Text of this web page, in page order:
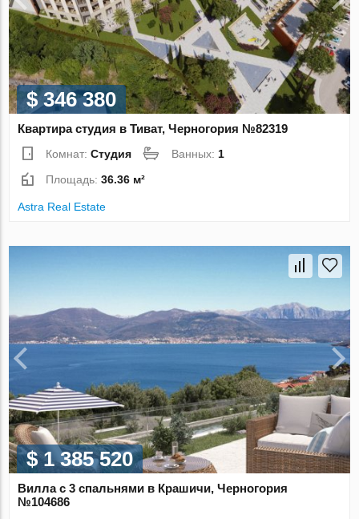
$ 346 380
Квартира студия в Тиват, Черногория №82319
Комнат:Студия Ванных: 1
Площадь:36.36 м²
Astra Real Estate
$ 1 385 520
Вилла с 3 спальнями в Крашичи, Черногория
№104686